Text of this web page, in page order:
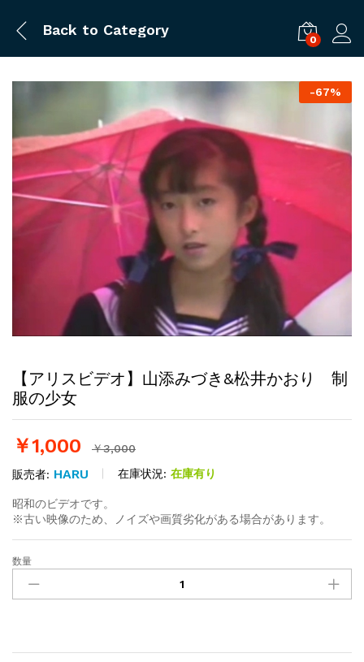
Back to Category
0
-67%
【アリスビデオ】山添みづき&松井かおり 制
服の少女
￥1,000 ￥3,000
販売者: HARU 在庫状況: 在庫有り
昭和のビデオです。
※古い映像のため、ノイズや画質劣化がある場合があります。
【ア
ス
オ】
数量